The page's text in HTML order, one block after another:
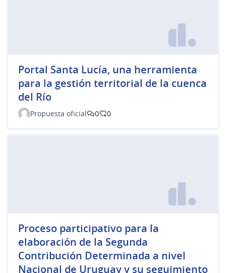
Portal Santa Lucía, una herramienta
para la gestión territorial de la cuenca
del Río
Propuesta oficial 0 0
Proceso participativo para la
elaboración de la Segunda
Contribución Determinada a nivel
Nacional de Uruguay y su seguimiento